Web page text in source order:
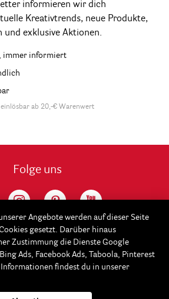
informieren wir dich
Kreativtrends, neue Produkte,
und exklusive Aktionen.
immer informiert
ab 20,-€ Warenwert
Folge uns
Angebote werden auf dieser Seite
gesetzt. Darüber hinaus
Zustimmung die Dienste Google
Ads, Facebook Ads, Taboola, Pinterest
findest du in unserer